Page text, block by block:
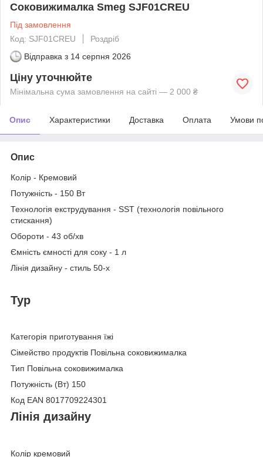
Соковижималка Smeg SJF01CREU
Під замовлення
Код: SJF01CREU
Роздріб
Відправка з 14 серпня 2026
Ціну уточнюйте
Мінімальна сума замовлення на сайті — 2 000 ₴
Опис Характеристики Доставка Оплата Умови
Опис
Колір - Кремовий
Потужність - 150 Вт
Технологія екструдування - SST (технологія повільного
стискання)
Обороти - 43 об/хв
Ємність ємності для соку - 1 л
Лінія дизайну - стиль 50-х
Typ
Категорія приготування їжі
Сімейство продуктів Повільна соковижималка
Тип Повільна соковижималка
Потужність (Вт) 150
Код EAN 8017709224301
Лінія дизайну
Колір кремовий